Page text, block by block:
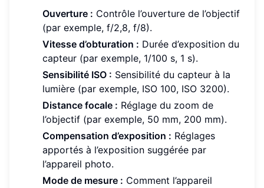
Ouverture : Contrôle l’ouverture de l’objectif
(par exemple, f/2,8, f/8).
Vitesse d’obturation : Durée d’exposition du
capteur (par exemple, 1/100 s, 1 s).
Sensibilité ISO : Sensibilité du capteur à la
lumière (par exemple, ISO 100, ISO 3200).
Distance focale : Réglage du zoom de
l’objectif (par exemple, 50 mm, 200 mm).
Compensation d’exposition : Réglages
apportés à l’exposition suggérée par
l’appareil photo.
Mode de mesure : Comment l’appareil